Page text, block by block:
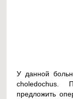
У данной
choledochus.
предложить